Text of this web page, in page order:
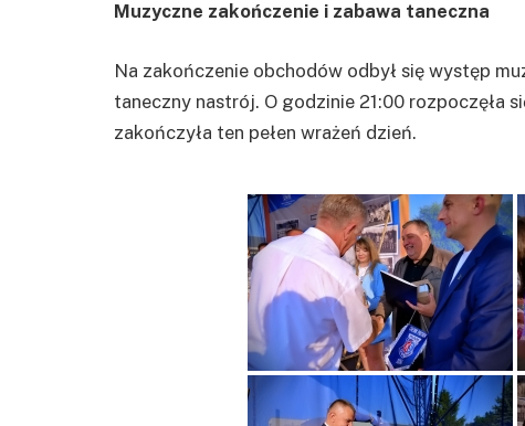
Muzyczne zakończenie i zabawa taneczna
Na zakończenie obchodów odbył się występ
taneczny nastrój. O godzinie 21:00 rozpoczęła
zakończyła ten pełen wrażeń dzień.